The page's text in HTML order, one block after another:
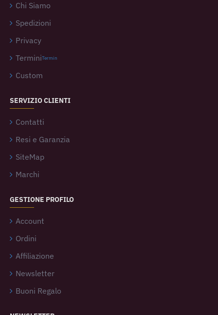
Chi Siamo
Spedizioni
Privacy
TerminiTermin
Custom
SERVIZIO CLIENTI
Contatti
Resi e Garanzia
SiteMap
Marchi
GESTIONE PROFILO
Account
Ordini
Affiliazione
Newsletter
Buoni Regalo